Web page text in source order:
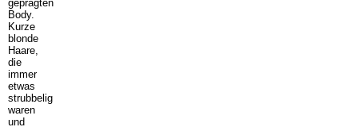
geprägten
Body.
Kurze
blonde
Haare,
die
immer
etwas
strubbelig
waren
und